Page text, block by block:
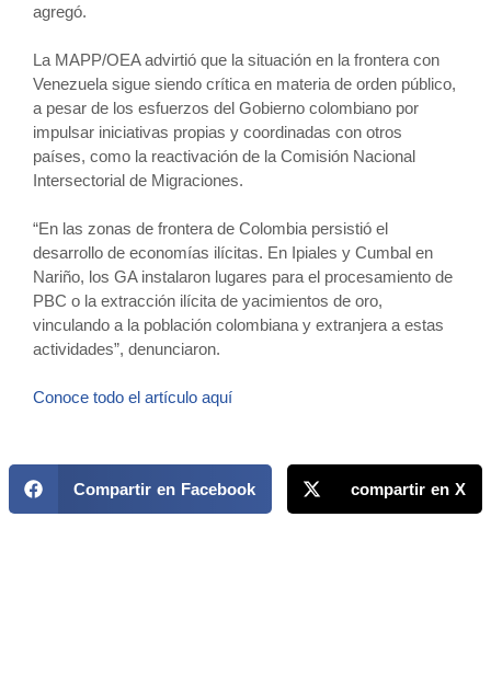
agregó.
La MAPP/OEA advirtió que la situación en la frontera con
Venezuela sigue siendo crítica en materia de orden público,
a pesar de los esfuerzos del Gobierno colombiano por
impulsar iniciativas propias y coordinadas con otros
países, como la reactivación de la Comisión Nacional
Intersectorial de Migraciones.
“En las zonas de frontera de Colombia persistió el
desarrollo de economías ilícitas. En Ipiales y Cumbal en
Nariño, los GA instalaron lugares para el procesamiento de
PBC o la extracción ilícita de yacimientos de oro,
vinculando a la población colombiana y extranjera a estas
actividades”, denunciaron.
Conoce todo el artículo aquí
Compartir en Facebook compartir en X